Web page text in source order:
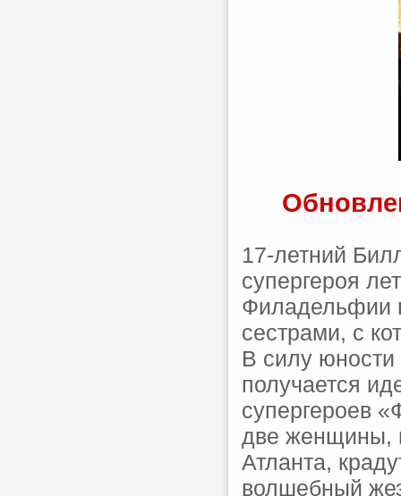
17-летний
супергероя
Филадельфии
сестрами, с
В силу юности
получается
супергероев
две женщины,
Атланта,
волшебный